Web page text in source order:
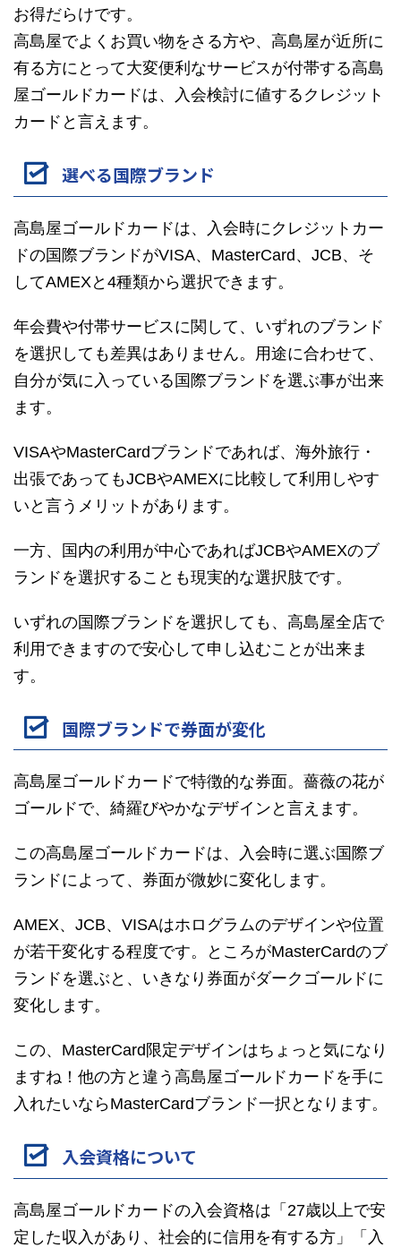
お得だらけです。
高島屋でよくお買い物をさる方や、高島屋が近所に
有る方にとって大変便利なサービスが付帯する高島
屋ゴールドカードは、入会検討に値するクレジット
カードと言えます。
選べる国際ブランド
高島屋ゴールドカードは、入会時にクレジットカー
ドの国際ブランドがVISA、MasterCard、JCB、そ
してAMEXと4種類から選択できます。
年会費や付帯サービスに関して、いずれのブランド
を選択しても差異はありません。用途に合わせて、
自分が気に入っている国際ブランドを選ぶ事が出来
ます。
VISAやMasterCardブランドであれば、海外旅行・
出張であってもJCBやAMEXに比較して利用しやす
いと言うメリットがあります。
一方、国内の利用が中心であればJCBやAMEXのブ
ランドを選択することも現実的な選択肢です。
いずれの国際ブランドを選択しても、高島屋全店で
利用できますので安心して申し込むことが出来ま
す。
国際ブランドで券面が変化
高島屋ゴールドカードで特徴的な券面。薔薇の花が
ゴールドで、綺羅びやかなデザインと言えます。
この高島屋ゴールドカードは、入会時に選ぶ国際ブ
ランドによって、券面が微妙に変化します。
AMEX、JCB、VISAはホログラムのデザインや位置
が若干変化する程度です。ところがMasterCardのブ
ランドを選ぶと、いきなり券面がダークゴールドに
変化します。
この、MasterCard限定デザインはちょっと気になり
ますね！他の方と違う高島屋ゴールドカードを手に
入れたいならMasterCardブランド一択となります。
入会資格について
高島屋ゴールドカードの入会資格は「27歳以上で安
定した収入があり、社会的に信用を有する方」「入